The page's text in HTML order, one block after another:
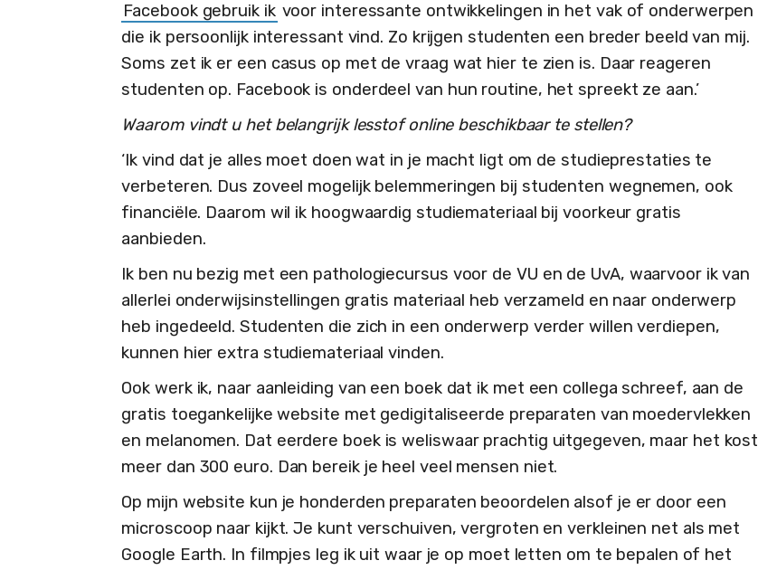
Facebook gebruik ik voor interessante ontwikkelingen in het vak of onderwerpen
die ik persoonlijk interessant vind. Zo krijgen studenten een breder beeld van mij.
Soms zet ik er een casus op met de vraag wat hier te zien is. Daar reageren
studenten op. Facebook is onderdeel van hun routine, het spreekt ze aan.’
Waarom vindt u het belangrijk lesstof online beschikbaar te stellen?
‘Ik vind dat je alles moet doen wat in je macht ligt om de studieprestaties te
verbeteren. Dus zoveel mogelijk belemmeringen bij studenten wegnemen, ook
financiële. Daarom wil ik hoogwaardig studiemateriaal bij voorkeur gratis
aanbieden.
Ik ben nu bezig met een pathologiecursus voor de VU en de UvA, waarvoor ik van
allerlei onderwijsinstellingen gratis materiaal heb verzameld en naar onderwerp
heb ingedeeld. Studenten die zich in een onderwerp verder willen verdiepen,
kunnen hier extra studiemateriaal vinden.
Ook werk ik, naar aanleiding van een boek dat ik met een collega schreef, aan de
gratis toegankelijke website met gedigitaliseerde preparaten van moedervlekken
en melanomen. Dat eerdere boek is weliswaar prachtig uitgegeven, maar het kost
meer dan 300 euro. Dan bereik je heel veel mensen niet.
Op mijn website kun je honderden preparaten beoordelen alsof je er door een
microscoop naar kijkt. Je kunt verschuiven, vergroten en verkleinen net als met
Google Earth. In filmpjes leg ik uit waar je op moet letten om te bepalen of het